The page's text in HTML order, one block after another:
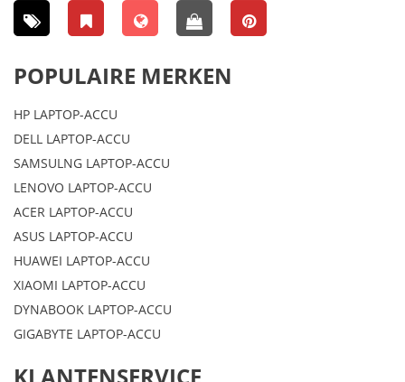
POPULAIRE MERKEN
HP LAPTOP-ACCU
DELL LAPTOP-ACCU
SAMSULNG LAPTOP-ACCU
LENOVO LAPTOP-ACCU
ACER LAPTOP-ACCU
ASUS LAPTOP-ACCU
HUAWEI LAPTOP-ACCU
XIAOMI LAPTOP-ACCU
DYNABOOK LAPTOP-ACCU
GIGABYTE LAPTOP-ACCU
KLANTENSERVICE